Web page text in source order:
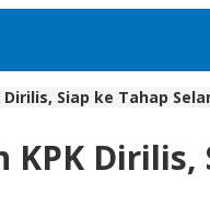
Dirilis, Siap ke Tahap
KPK